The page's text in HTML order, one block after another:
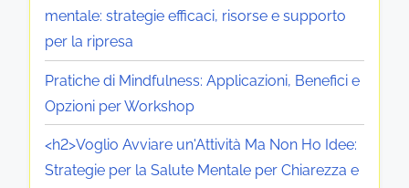
mentale: strategie efficaci, risorse e supporto
per la ripresa
Pratiche di Mindfulness: Applicazioni, Benefici e
Opzioni per Workshop
<h2>Voglio Avviare un'Attività Ma Non Ho Idee:
Strategie per la Salute Mentale per Chiarezza e